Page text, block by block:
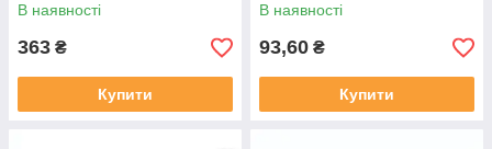
В наявності
363 ₴
Купити
В наявності
93,60 ₴
Купити